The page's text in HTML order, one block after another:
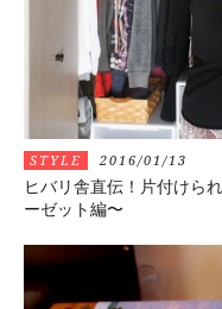
STYLE 2016/01/13
ヒバリ舎直伝！片付けら
ーゼット編〜